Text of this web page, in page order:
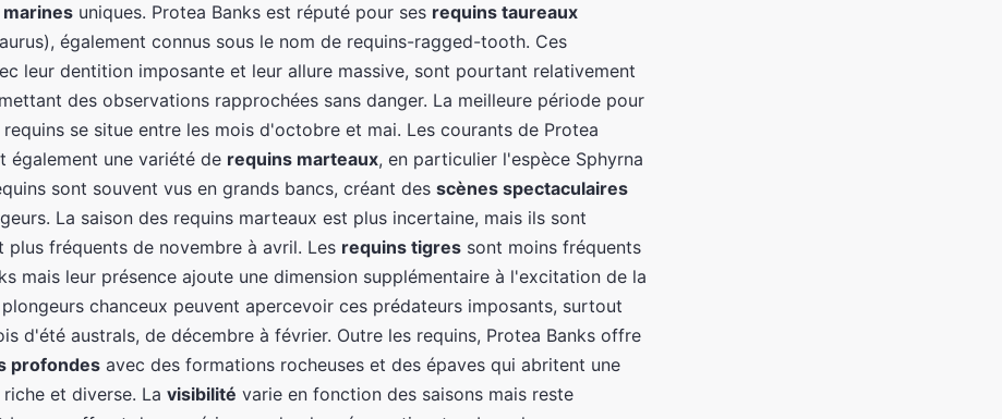
uniques. Protea Banks est réputé pour ses requins taureaux
également connus sous le nom de requins-ragged-tooth. Ces
leur dentition imposante et leur allure massive, sont pourtant relativement
des observations rapprochées sans danger. La meilleure période pour
se situe entre les mois d'octobre et mai. Les courants de Protea
également une variété de requins marteaux, en particulier l'espèce Sphyrna
sont souvent vus en grands bancs, créant des scènes spectaculaires
La saison des requins marteaux est plus incertaine, mais ils sont
plus fréquents de novembre à avril. Les requins tigres sont moins fréquents
mais leur présence ajoute une dimension supplémentaire à l'excitation de la
chanceux peuvent apercevoir ces prédateurs imposants, surtout
d'été australs, de décembre à février. Outre les requins, Protea Banks offre
profondes avec des formations rocheuses et des épaves qui abritent une
et diverse. La visibilité varie en fonction des saisons mais reste